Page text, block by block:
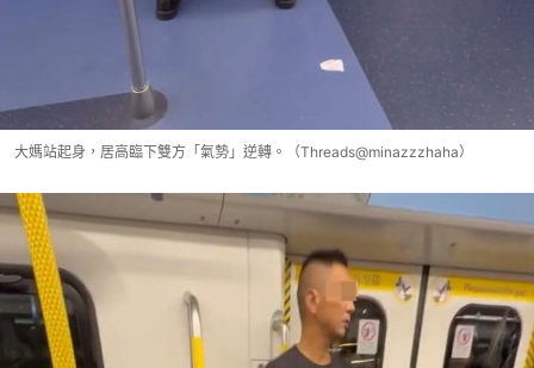
大媽站起身，居高臨下雙方「氣勢」逆轉。（Threads@minazzzhaha）